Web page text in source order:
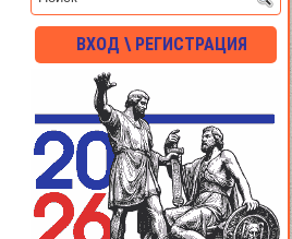
ВХОД \ РЕГИСТРАЦИЯ